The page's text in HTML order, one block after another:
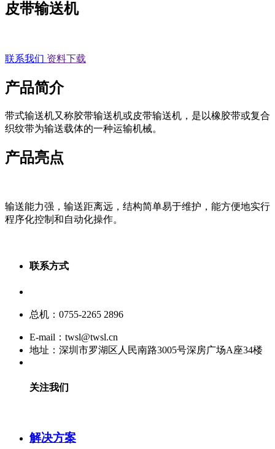
皮带输送机
联系我们 资料下载
产品简介
带式输送机又称胶带输送机或皮带输送机，是以橡胶带或复合
织纹带为输送载体的一种运输机械。
产品亮点
输送能力强，输送距离远，结构简单易于维护，能方便地实行
程序化控制和自动化操作。
联系方式
总机：0755-2265 2896
E-mail：twsl@twsl.cn
地址：深圳市罗湖区人民南路3005号深房广场A座34楼
关注我们
解决方案